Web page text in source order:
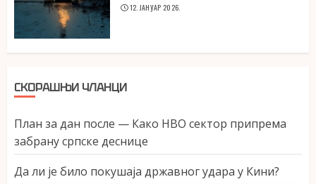
12. ЈАНУАР 2026.
СКОРАШЊИ ЧЛАНЦИ
План за дан после — Како НВО сектор припрема
забрану српске деснице
Да ли је било покушаја државног удара у Кини?